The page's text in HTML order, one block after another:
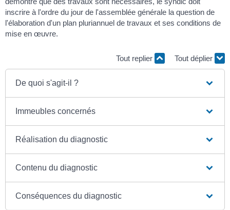
inscrire à l'ordre du jour de l'assemblée générale la question de
l'élaboration d'un plan pluriannuel de travaux et ses conditions de
mise en œuvre.
Tout replier Tout déplier
De quoi s'agit-il ?
Immeubles concernés
Réalisation du diagnostic
Contenu du diagnostic
Conséquences du diagnostic